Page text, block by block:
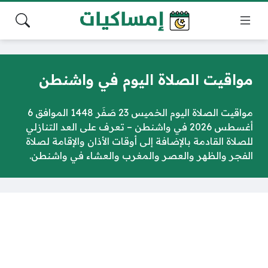
مواقيت الصلاة اليوم في واشنطن
مواقيت الصلاة اليوم الخميس 23 صَفَر 1448 الموافق 6
أغسطس 2026 في واشنطن – تعرف على العد التنازلي
للصلاة القادمة بالإضافة إلى أوقات الأذان والإقامة لصلاة
الفجر والظهر والعصر والمغرب والعشاء في واشنطن.